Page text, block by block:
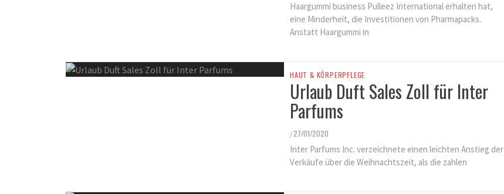
Haargummi business Pulleez International erhalten hat,
eine Minderheit, die Investitionen von Pharmapacks.
Anstatt Haargummi in
HAUT & KÖRPERPFLEGE
Urlaub Duft Sales Zoll für Inter
Parfums
/ 27/01/2020
Inter Parfums Inc. verzeichnete einen leichten Anstieg der
Verkäufe über die Weihnachtszeit, als die zahlen